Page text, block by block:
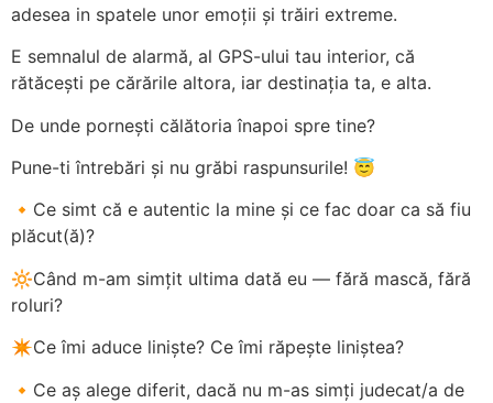
adesea in spatele unor emoții și trăiri extreme.
E semnalul de alarmă, al GPS-ului tau interior, că
rătăcești pe cărările altora, iar destinația ta, e alta.
De unde pornești călătoria înapoi spre tine?
Pune-ti întrebări și nu grăbi raspunsurile! 😇
🔸Ce simt că e autentic la mine și ce fac doar ca să fiu
plăcut(ă)?
🔆Când m-am simțit ultima dată eu — fără mască, fără
roluri?
✴️Ce îmi aduce liniște? Ce îmi răpește liniștea?
🔸Ce aș alege diferit, dacă nu m-as simți judecat/a de